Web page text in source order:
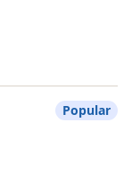
Popular